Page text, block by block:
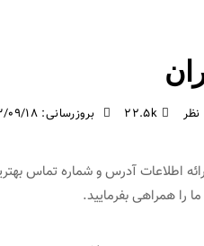
22.5k بروزرسانی: 2023/09/18
اطلاعات آدرس و شماره تماس
همراهی بفرمایید.